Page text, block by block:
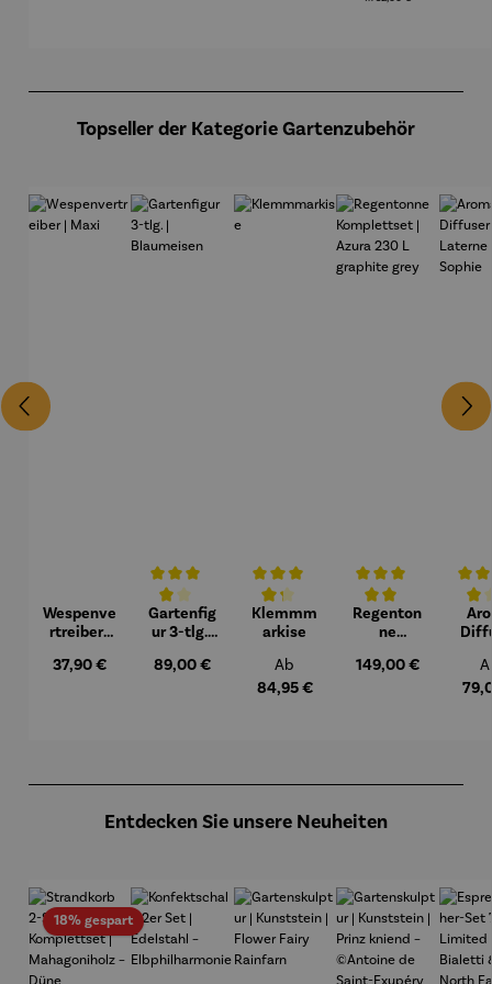
Topseller der Kategorie Gartenzubehör
Wespenve
rtreiber |
Regulärer Preis:
37,90 €
Durchschnittliche Bewertung von 4 von 5 Sternen
Gartenfig
ur 3-tlg. |
en
Regulärer Preis:
89,00 €
Durchschnittliche Bewertung von 4.3
Klemmm
arkise
Regulärer Preis:
Ab
84,95 €
Durchschnittliche
Regenton
ne
set | Azura
Regulärer Preis:
149,00 €
Entdecken Sie unsere Neuheiten
18% gespartRabatt